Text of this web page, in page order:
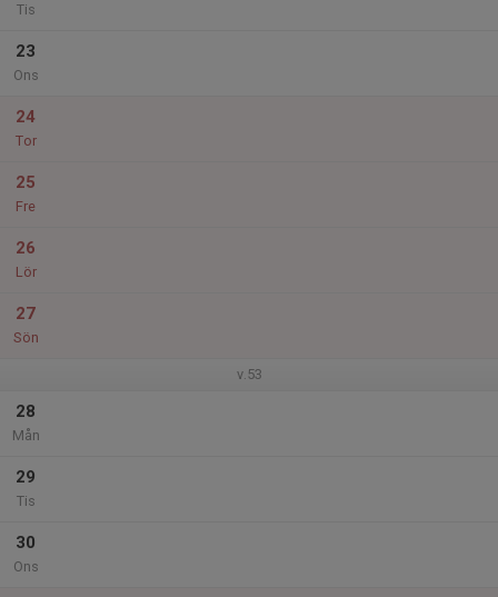
Tis
23
Ons
24
Tor
25
Fre
26
Lör
27
Sön
v.53
28
Mån
29
Tis
30
Ons